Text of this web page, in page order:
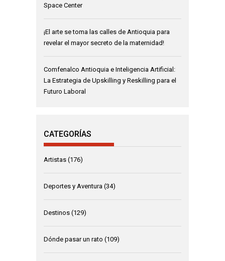
Space Center
¡El arte se toma las calles de Antioquia para
revelar el mayor secreto de la maternidad!
Comfenalco Antioquia e Inteligencia Artificial:
La Estrategia de Upskilling y Reskilling para el
Futuro Laboral
CATEGORÍAS
Artistas (176)
Deportes y Aventura (34)
Destinos (129)
Dónde pasar un rato (109)